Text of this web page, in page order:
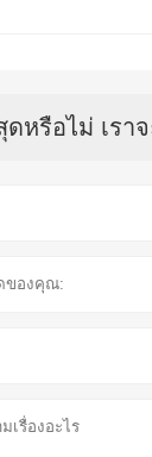
ดหรือไม่ เรา